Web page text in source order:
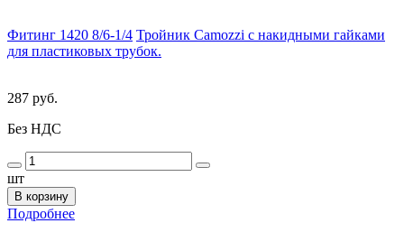
Фитинг 1420 8/6-1/4 Тройник Camozzi с накидными гайками
для пластиковых трубок.
287 руб.
Без НДС
шт
В корзину
Подробнее